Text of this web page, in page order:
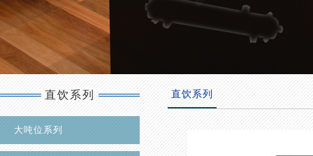
直饮系列
大吨位系列
直饮系列